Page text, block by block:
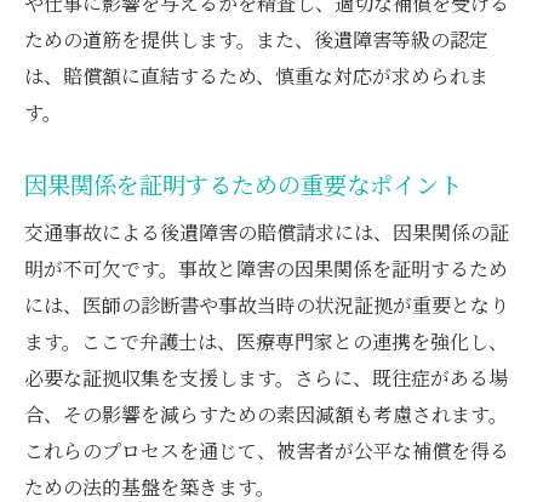
交通事故被害者が知るべき後遺障害と因果関係
弁護士の視点から
弁護士が提供するサポート内容
後遺障害認定の申請手続き
被害者が直面する法律問題
因果関係と賠償請求の関連性
弁護士が教える交通事故における素因減額と後
遺障害の関係
素因減額とは何か
後遺障害に対する素因減額の影響
ための道筋を提供します。また、後遺障害等級の認定
は、賠償額に直結するため、慎重な対応が求められま
す。
因果関係を証明するための重要なポイント
交通事故による後遺障害の賠償請求には、因果関係の証
明が不可欠です。事故と障害の因果関係を証明するため
には、医師の診断書や事故当時の状況証拠が重要となり
ます。ここで弁護士は、医療専門家との連携を強化し、
必要な証拠収集を支援します。さらに、既往症がある場
合、その影響を減らすための素因減額も考慮されます。
これらのプロセスを通じて、被害者が公平な補償を得る
ための法的基盤を築きます。